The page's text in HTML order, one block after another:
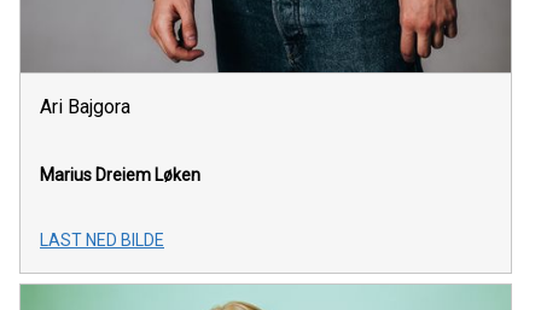
Ari Bajgora
Marius Dreiem Løken
LAST NED BILDE